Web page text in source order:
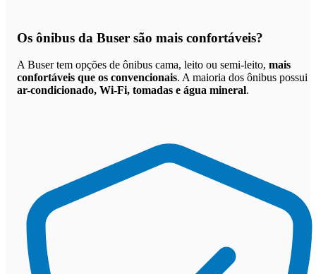
Os ônibus da Buser são mais confortáveis?
A Buser tem opções de ônibus cama, leito ou semi-leito, mais
confortáveis que os convencionais. A maioria dos ônibus possui
ar-condicionado, Wi-Fi, tomadas e água mineral.